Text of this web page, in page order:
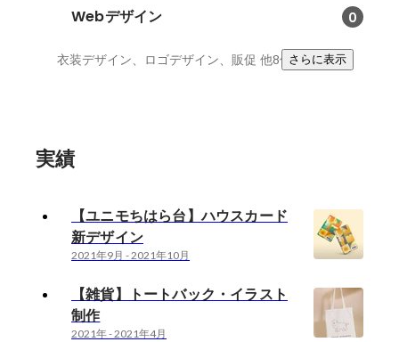
Webデザイン 0
衣装デザイン、ロゴデザイン、販促 他8件さらに表示
実績
【ユニモちはら台】ハウスカード
新デザイン
2021年9月 -2021年10月
【雑貨】トートバック・イラスト
制作
2021年-2021年4月